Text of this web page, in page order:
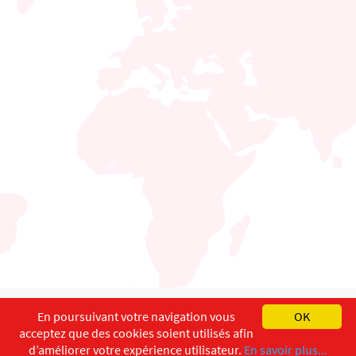
English Français
Copyright ©ISEC-AdW Impressum
OK
En poursuivant votre navigation vous
acceptez que des cookies soient utilisés afin
d’améliorer votre expérience utilisateur. En savoir plus...